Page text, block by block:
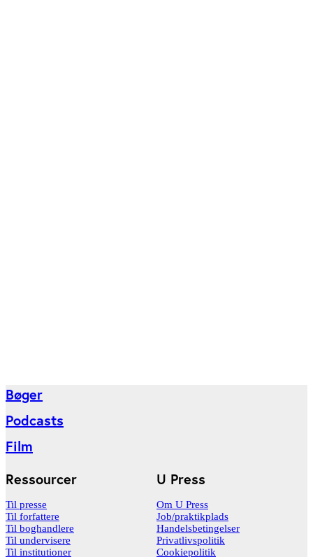
Bøger
Podcasts
Film
U Press
Om U Press
Job/praktikplads
Handelsbetingelser
Privatlivspolitik
Cookiepolitik
Ressourcer
Til presse
Til forfattere
Til boghandlere
Til undervisere
Til institutioner